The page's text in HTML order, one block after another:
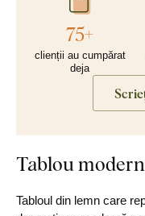
75+
clienții au cumpărat
deja
Tablou
Tabloul din lemn care